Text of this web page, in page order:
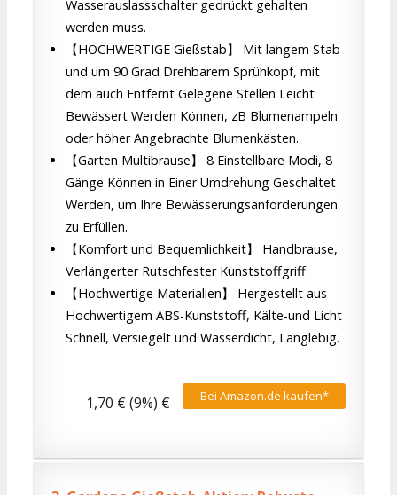
Wasserauslassschalter gedrückt gehalten
werden muss.
【HOCHWERTIGE Gießstab】 Mit langem Stab
und um 90 Grad Drehbarem Sprühkopf, mit
dem auch Entfernt Gelegene Stellen Leicht
Bewässert Werden Können, zB Blumenampeln
oder höher Angebrachte Blumenkästen.
【Garten Multibrause】 8 Einstellbare Modi, 8
Gänge Können in Einer Umdrehung Geschaltet
Werden, um Ihre Bewässerungsanforderungen
zu Erfüllen.
【Komfort und Bequemlichkeit】 Handbrause,
Verlängerter Rutschfester Kunststoffgriff.
【Hochwertige Materialien】 Hergestellt aus
Hochwertigem ABS-Kunststoff, Kälte-und Licht
Schnell, Versiegelt und Wasserdicht, Langlebig.
Bei Amazon.de kaufen*
1,70 € (9%) €